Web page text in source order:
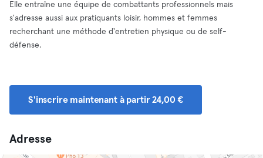
Elle entraîne une équipe de combattants professionnels mais
s'adresse aussi aux pratiquants loisir, hommes et femmes
recherchant une méthode d'entretien physique ou de self-
défense.
S'inscrire maintenant à partir 24,00 €
Adresse